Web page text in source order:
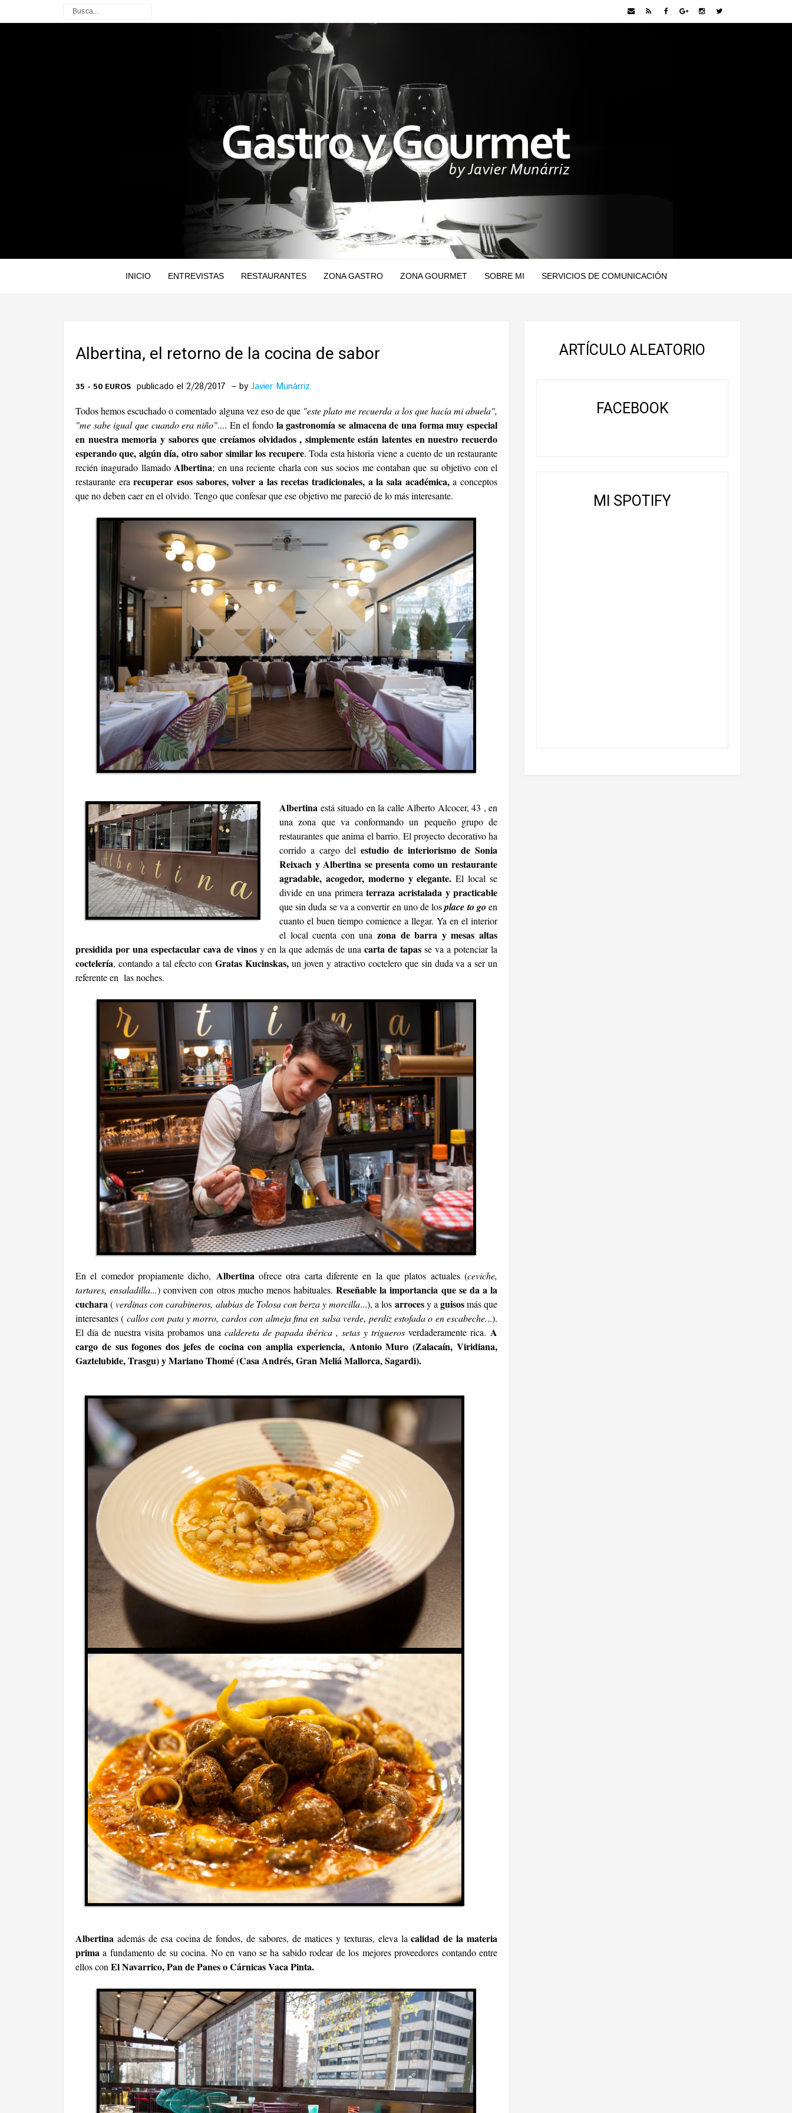
INICIO ENTREVISTAS RESTAURANTES ZONA GASTRO ZONA GOURMET SOBRE MI SERVICIOS DE COMUNICACIÓN
Albertina, el retorno de la cocina de sabor
35 - 50 EUROS publicado el 2/28/2017 by Javier Munárriz
Todos hemos escuchado o comentado alguna vez eso de que "este plato me recuerda a los que hacía mi abuela",
"me sabe igual que cuando era niño".... En el fondo la gastronomía se almacena de una forma muy especial
en nuestra memoria y sabores que creíamos olvidados , simplemente están latentes en nuestro recuerdo
esperando que, algún día, otro sabor similar los recupere. Toda esta historia viene a cuento de un restaurante
recién inagurado llamado Albertina; en una reciente charla con sus socios me contaban que su objetivo con el
restaurante erarecuperar esos sabores, volver a las recetas tradicionales, a la sala académica,a conceptos
que no deben caer en el olvido. Tengo que confesar que ese objetivo me pareció de lo más interesante.
Albertina está situado en la calle Alberto Alcocer, 43 , en
una zona que va conformando un pequeño grupo de
restaurantes que anima el barrio. El proyecto decorativo ha
corrido a cargo delestudio de interiorismo de Sonia
Reixach y Albertina se presenta como un restaurante
agradable, acogedor, moderno y elegante. El local se
divide en una primeraterraza acristalada y practicable
que sin duda se va a convertir en uno de losplace to go en
cuanto el buen tiempo comience a llegar. Ya en el interior
el local cuenta con unazona de barra y mesas altas
presidida por una espectacular cava de vinos y en la que además de unacarta de tapas se va a potenciar la
coctelería, contando a tal efecto conGratas Kucinskas,un joven y atractivo coctelero que sin duda va a ser un
referente en las noches.
En el comedor propiamente dicho, Albertinaofrece otra carta diferente en la que platos actuales (ceviche,
tartares, ensaladilla...) conviven con otros mucho menos habituales.Reseñable la importancia que se da a la
cuchara (verdinas con carabineros, alubias de Tolosa con berza y morcilla...), a los arrocesy a guisosmás que
interesantes ( callos con pata y morro, cardos con almeja fina en salsa verde, perdiz estofada o en escabeche...).
El día de nuestra visita probamos una caldereta de papada ibérica , setas y triguerosverdaderamente rica. A
cargo de sus fogones dos jefes de cocina con amplia experiencia, Antonio Muro (Zalacaín, Viridiana,
Gaztelubide, Trasgu) y Mariano Thomé (Casa Andrés, Gran Meliá Mallorca, Sagardi).
Albertina además de esa cocina de fondos, de sabores, de matices y texturas, eleva lacalidad de la materia
prima a fundamento de su cocina. No en vano se ha sabido rodear de los mejores proveedores contando entre
ellos con El Navarrico, Pan de Panes o Cárnicas Vaca Pinta.
ARTÍCULO ALEATORIO
FACEBOOK
MI SPOTIFY